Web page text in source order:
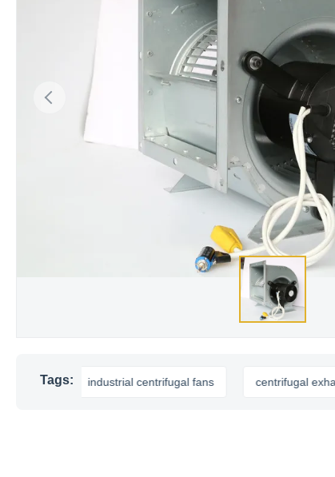
Tags:
industrial centrifugal fans centrifugal exhaust fan